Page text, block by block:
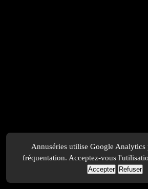
Annuséries utilise Google Analytics
fréquentation. Acceptez-vous
Accepter Refuser